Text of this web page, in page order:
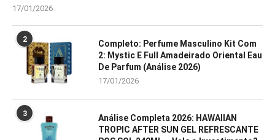
17/01/2026
2
Completo: Perfume Masculino Kit Com
2: Mystic E Full Amadeirado Oriental Eau
De Parfum (Análise 2026)
17/01/2026
3
Análise Completa 2026: HAWAIIAN
TROPIC AFTER SUN GEL REFRESCANTE